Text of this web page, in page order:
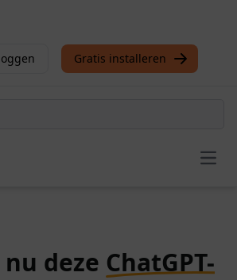
Gratis installeren
deze ChatGPT-